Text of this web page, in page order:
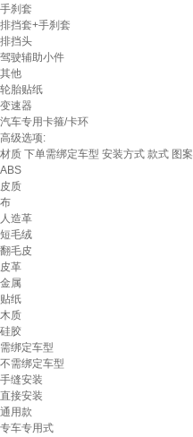
手刹套
排挡套+手刹套
排挡头
驾驶辅助小件
其他
轮胎贴纸
变速器
汽车专用卡箍/卡环
高级选项:
材质 下单需绑定车型 安装方式 款式 图案
ABS
皮质
布
人造革
短毛绒
翻毛皮
皮革
金属
贴纸
木质
硅胶
需绑定车型
不需绑定车型
手缝安装
直接安装
通用款
专车专用式